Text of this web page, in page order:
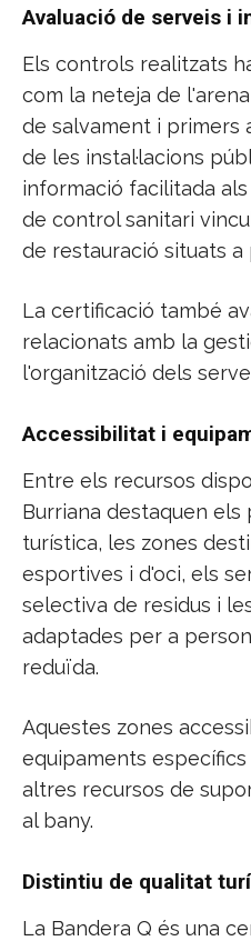
Avaluació de serveis i
Els controls realitzats
com la neteja de
de salvament i primers
de les instal·lacions
informació facilitada
de control sanitari
de restauració situats
La certificació també
relacionats amb la
l'organització dels
Accessibilitat i
Entre els recursos
Burriana destaquen
turística, les zones
esportives i d'oci, els
selectiva de residus i
adaptades per a
reduïda.
Aquestes zones
equipaments
altres recursos de
al bany.
Distintiu de qualitat
La Bandera Q és una